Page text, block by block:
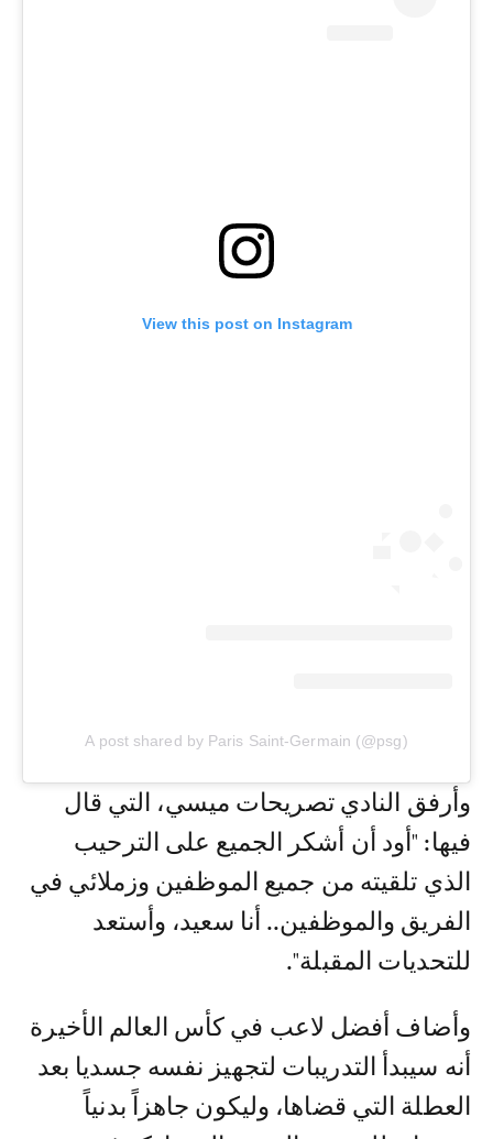
View this post on Instagram
A post shared by Paris Saint-Germain (@psg)
وأرفق النادي تصريحات ميسي، التي قال
فيها: "أود أن أشكر الجميع على الترحيب
الذي تلقيته من جميع الموظفين وزملائي في
الفريق والموظفين.. أنا سعيد، وأستعد
للتحديات المقبلة".
وأضاف أفضل لاعب في كأس العالم الأخيرة
أنه سيبدأ التدريبات لتجهيز نفسه جسديا بعد
العطلة التي قضاها، وليكون جاهزاً بدنياً